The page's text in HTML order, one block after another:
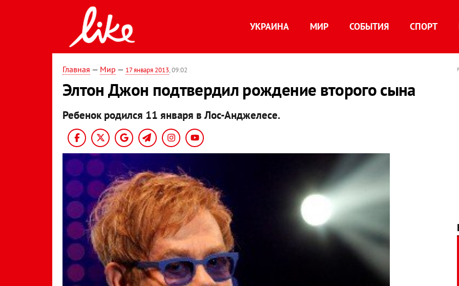
УКРАИНА МИР СОБЫТИЯ СПОРТ
Главная — Мир — 17 января 2013, 09:02
Элтон Джон подтвердил рождение второго сына
Ребенок родился 11 января в Лос-Анджелесе.